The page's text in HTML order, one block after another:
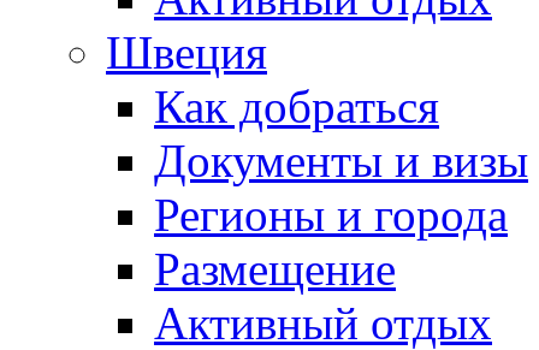
Швеция
Как добраться
Документы и визы
Регионы и города
Размещение
Активный отдых